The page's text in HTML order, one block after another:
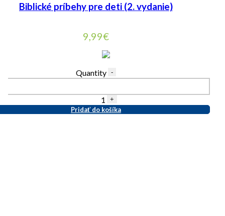
Biblické príbehy pre deti (2. vydanie)
9,99€
Quantity -
1 +
Pridať do košíka